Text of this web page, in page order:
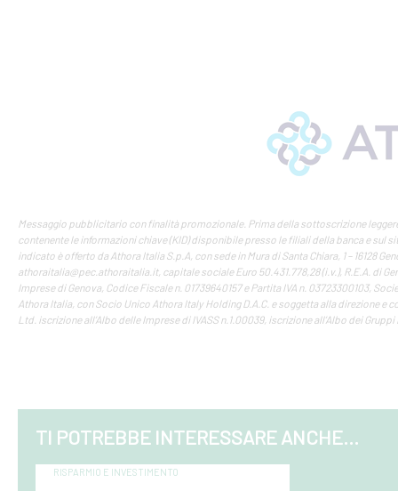
Messaggio pubblicitario con finalità promozionale. Prima della sottoscrizione
contenente le informazioni chiave (KID) disponibile presso le filiali della banca e sul
indicato è offerto da Athora Italia S.p.A, con sede in Mura di Santa Chiara, 1 – 16128
athoraitalia@pec.athoraitalia.it, capitale sociale Euro 50.431.778,28 (i.v.), R.E.A. di
Imprese di Genova, Codice Fiscale n. 01739640157 e Partita IVA n. 03723300103,
Athora Italia, con Socio Unico Athora Italy Holding D.A.C. e soggetta alla direzione e
Ltd. iscrizione all’Albo delle Imprese di IVASS n.1.00039, iscrizione all’Albo dei Gruppi
TI POTREBBE INTERESSARE ANCHE...
RISPARMIO E INVESTIMENTO